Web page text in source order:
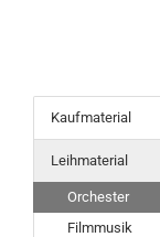
Kaufmaterial
Leihmaterial
Orchester
Filmmusik